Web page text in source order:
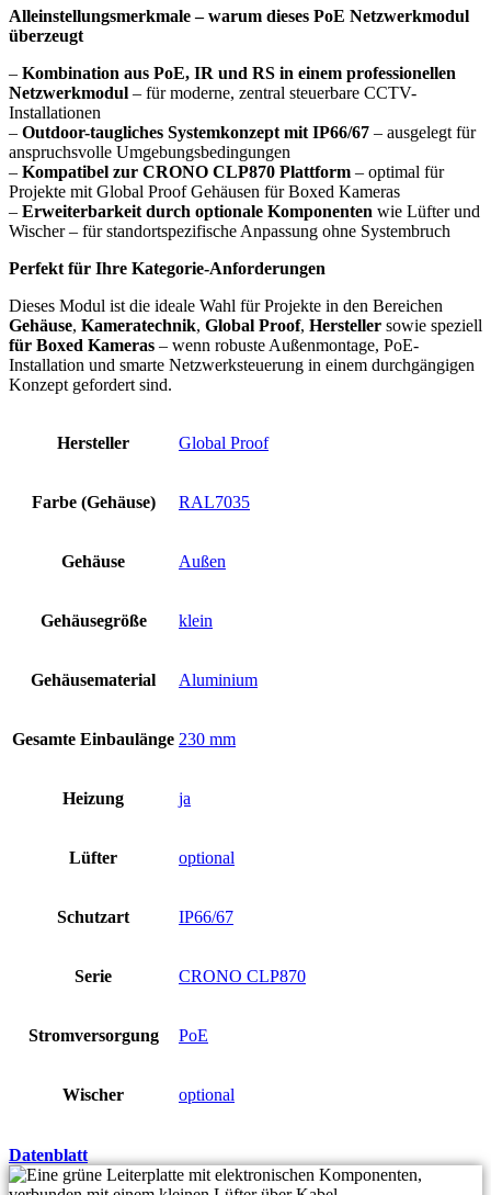
Alleinstellungsmerkmale – warum dieses PoE Netzwerkmodul
überzeugt
– Kombination aus PoE, IR und RS in einem professionellen
Netzwerkmodul – für moderne, zentral steuerbare CCTV-
Installationen
– Outdoor-taugliches Systemkonzept mit IP66/67 – ausgelegt für
anspruchsvolle Umgebungsbedingungen
– Kompatibel zur CRONO CLP870 Plattform – optimal für
Projekte mit Global Proof Gehäusen für Boxed Kameras
– Erweiterbarkeit durch optionale Komponenten wie Lüfter und
Wischer – für standortspezifische Anpassung ohne Systembruch
Perfekt für Ihre Kategorie-Anforderungen
Dieses Modul ist die ideale Wahl für Projekte in den Bereichen
Gehäuse, Kameratechnik, Global Proof, Hersteller sowie speziell
für Boxed Kameras – wenn robuste Außenmontage, PoE-
Installation und smarte Netzwerksteuerung in einem durchgängigen
Konzept gefordert sind.
Hersteller Global Proof
Farbe (Gehäuse) RAL7035
Gehäuse Außen
Gehäusegröße klein
Gehäusematerial Aluminium
Gesamte Einbaulänge 230 mm
Heizung ja
Lüfter optional
Schutzart IP66/67
Serie CRONO CLP870
Stromversorgung PoE
Wischer optional
Datenblatt